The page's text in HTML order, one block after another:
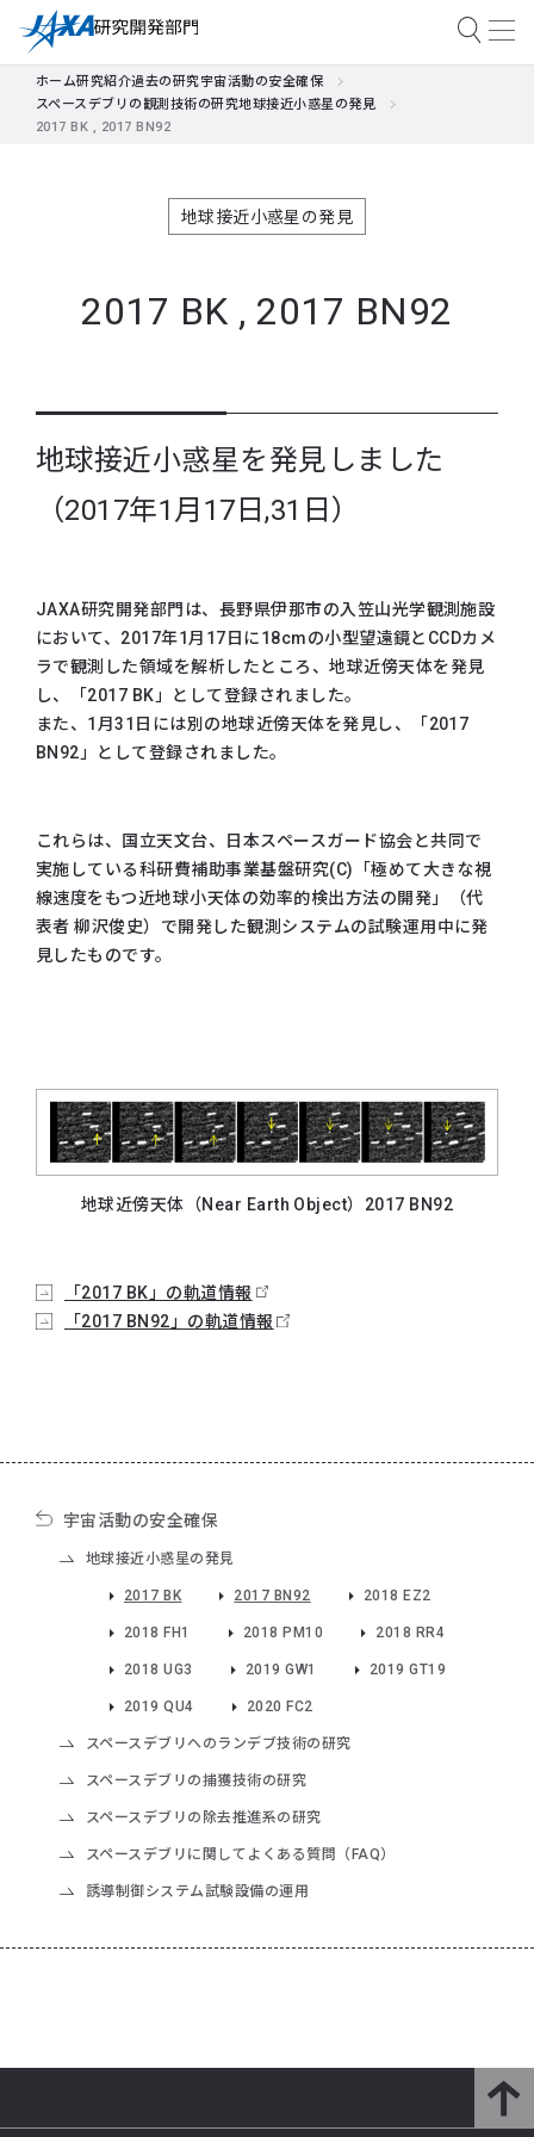
ホーム研究紹介過去の研究宇宙活動の安全確保
スペースデブリの観測技術の研究地球接近小惑星の発見
2017 BK , 2017 BN92
地球接近小惑星の発見
2017 BK , 2017 BN92
地球接近小惑星を発見しました
（2017年1月17日,31日）
JAXA研究開発部門は、長野県伊那市の入笠山光学観測施設
において、2017年1月17日に18cmの小型望遠鏡とCCDカメ
ラで観測した領域を解析したところ、地球近傍天体を発見
し、「2017 BK」として登録されました。
また、1月31日には別の地球近傍天体を発見し、「2017
BN92」として登録されました。
これらは、国立天文台、日本スペースガード協会と共同で
実施している科研費補助事業基盤研究(C)「極めて大きな視
線速度をもつ近地球小天体の効率的検出方法の開発」（代
表者 柳沢俊史）で開発した観測システムの試験運用中に発
見したものです。
地球近傍天体（Near Earth Object）2017 BN92
「2017 BK」の軌道情報
「2017 BN92」の軌道情報
宇宙活動の安全確保
地球接近小惑星の発見
2017 BK 2017 BN92 2018 EZ2
2018 FH1 2018 PM10 2018 RR4
2018 UG3 2019 GW1 2019 GT19
2019 QU4 2020 FC2
スペースデブリへのランデブ技術の研究
スペースデブリの捕獲技術の研究
スペースデブリの除去推進系の研究
スペースデブリに関してよくある質問（FAQ）
誘導制御システム試験設備の運用